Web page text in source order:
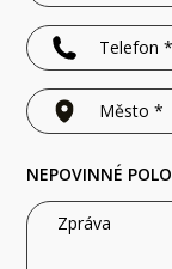
NEPOVINNÉ